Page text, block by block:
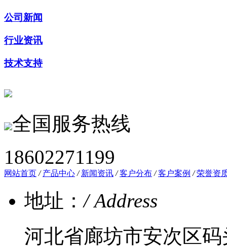
公司新闻
行业资讯
技术支持
全国服务热线
18602271199
网站首页 / 产品中心 / 新闻资讯 / 客户分布 / 客户案例 / 荣誉资
地址：/ Address
河北省廊坊市安次区码